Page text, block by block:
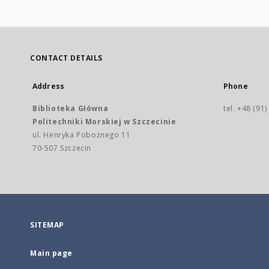
CONTACT DETAILS
Address
Biblioteka Główna
Politechniki Morskiej w Szczecinie
ul. Henryka Pobożnego 11
70-507 Szczecin
Phone
tel. +48
SITEMAP
Main page